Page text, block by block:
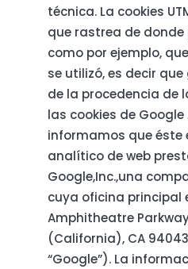
técnica. La cookies
que rastrea de
como por ejemplo,
se utilizó, es decir
de la procedencia de
las cookies de
informamos que éste
analítico de web
Google,Inc.,una
cuya oficina principal
Amphitheatre
(California), CA
“Google”). La